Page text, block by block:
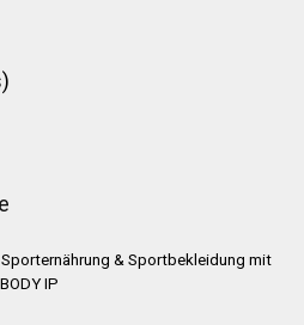
Sporternährung & Sportbekleidung mit
IP